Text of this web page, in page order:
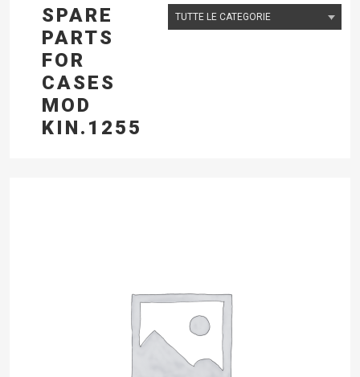
SPARE
PARTS
FOR
CASES
MOD
KIN.1255